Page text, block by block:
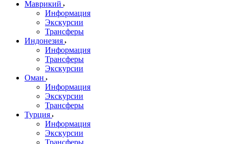
Маврикий
Информация
Экскурсии
Трансферы
Индонезия
Информация
Трансферы
Экскурсии
Оман
Информация
Экскурсии
Трансферы
Турция
Информация
Экскурсии
Трансферы